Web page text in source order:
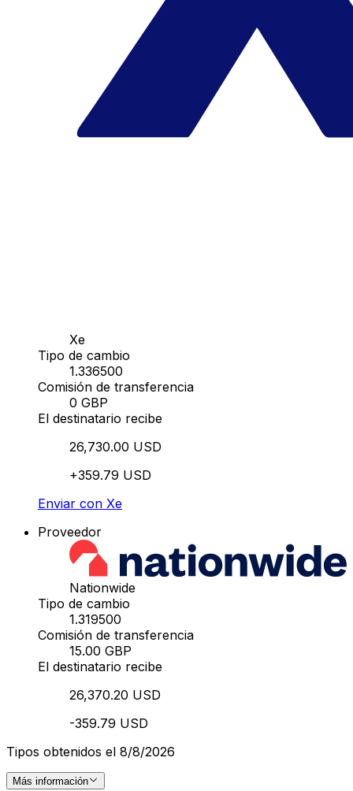
Xe
Tipo de cambio
1.336500
Comisión de transferencia
0 GBP
El destinatario recibe
26,730.00 USD
+359.79 USD
Enviar con Xe
Proveedor
Nationwide
Tipo de cambio
1.319500
Comisión de transferencia
15.00 GBP
El destinatario recibe
26,370.20 USD
-359.79 USD
Tipos obtenidos el 8/8/2026
Más información